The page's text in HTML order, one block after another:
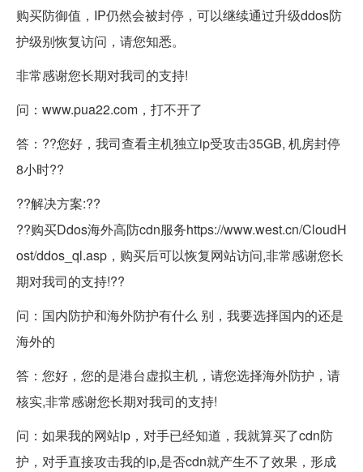
购买防御值，IP仍然会被封停，可以继续通过升级ddos防
护级别恢复访问，请您知悉。
非常感谢您长期对我司的支持!
问：www.pua22.com，打不开了
答：??您好，我司查看主机独立ip受攻击35GB, 机房封停
8小时??
??解决方案:??
??购买Ddos海外高防cdn服务https://www.west.cn/CloudH
ost/ddos_ql.asp，购买后可以恢复网站访问,非常感谢您长
期对我司的支持!??
问：国内防护和海外防护有什么 别，我要选择国内的还是
海外的
答：您好，您的是港台虚拟主机 ，请您选择海外防护，请
核实,非常感谢您长期对我司的支持!
问：如果我的网站lp，对手已经知道，我就算买了cdn防
护，对手直接攻击我的ip,是否cdn就产生不了效果，形成